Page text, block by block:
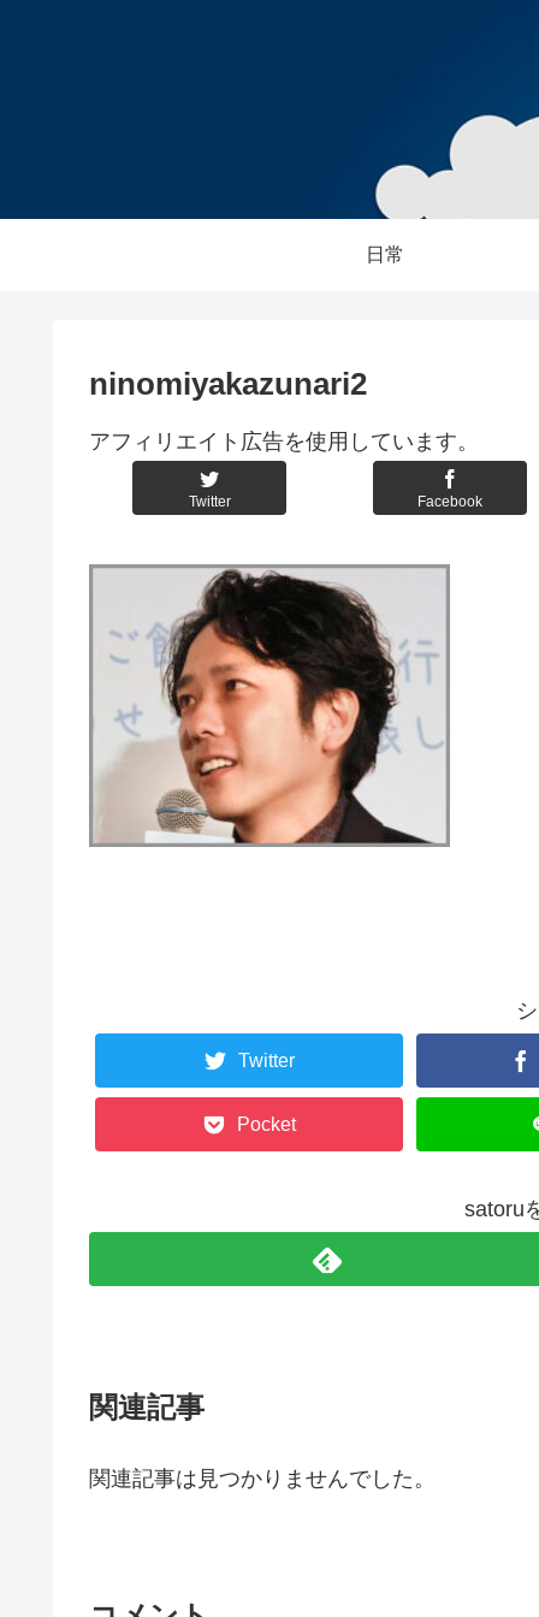
日常
ninomiyakazunari2
アフィリエイト広告を使用しています。
Twitter Facebook
Twitter
Pocket
satoru
関連記事
関連記事は見つかりませんでした。